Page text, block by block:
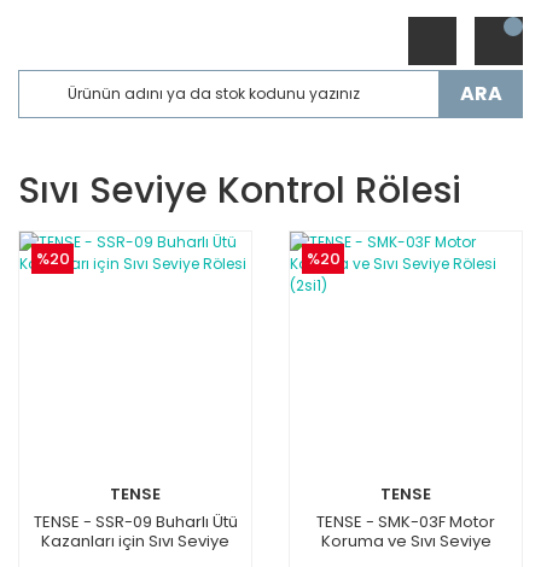
ARA
Sıvı Seviye Kontrol Rölesi
%20
TENSE
TENSE - SSR-09 Buharlı Ütü
Kazanları için Sıvı Seviye
%20
TENSE
TENSE - SMK-03F Motor
Koruma ve Sıvı Seviye